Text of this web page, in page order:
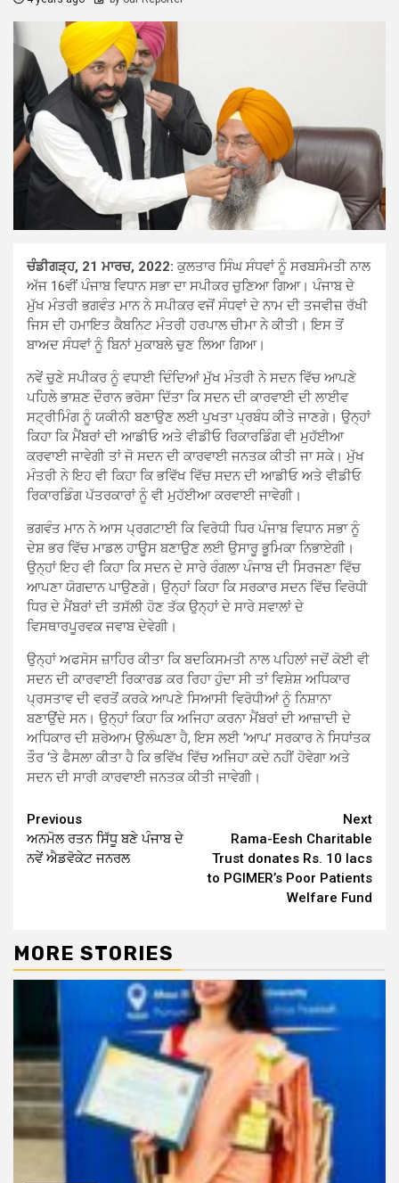
ਚੰਡੀਗੜ੍ਹ, 21 ਮਾਰਚ, 2022: ਕੁਲਤਾਰ ਸਿੰਘ ਸੰਧਵਾਂ ਨੂੰ ਸਰਬਸੰਮਤੀ ਨਾਲ
ਅੱਜ 16ਵੀਂ ਪੰਜਾਬ ਵਿਧਾਨ ਸਭਾ ਦਾ ਸਪੀਕਰ ਚੁਣਿਆ ਗਿਆ। ਪੰਜਾਬ ਦੇ
ਮੁੱਖ ਮੰਤਰੀ ਭਗਵੰਤ ਮਾਨ ਨੇ ਸਪੀਕਰ ਵਜੋਂ ਸੰਧਵਾਂ ਦੇ ਨਾਮ ਦੀ ਤਜਵੀਜ਼ ਰੱਖੀ
ਜਿਸ ਦੀ ਹਮਾਇਤ ਕੈਬਨਿਟ ਮੰਤਰੀ ਹਰਪਾਲ ਚੀਮਾ ਨੇ ਕੀਤੀ। ਇਸ ਤੋਂ
ਬਾਅਦ ਸੰਧਵਾਂ ਨੂੰ ਬਿਨਾਂ ਮੁਕਾਬਲੇ ਚੁਣ ਲਿਆ ਗਿਆ।
ਨਵੇਂ ਚੁਣੇ ਸਪੀਕਰ ਨੂੰ ਵਧਾਈ ਦਿੰਦਿਆਂ ਮੁੱਖ ਮੰਤਰੀ ਨੇ ਸਦਨ ਵਿੱਚ ਆਪਣੇ
ਪਹਿਲੇ ਭਾਸ਼ਣ ਦੌਰਾਨ ਭਰੋਸਾ ਦਿੱਤਾ ਕਿ ਸਦਨ ਦੀ ਕਾਰਵਾਈ ਦੀ ਲਾਈਵ
ਸਟ੍ਰੀਮਿੰਗ ਨੂੰ ਯਕੀਨੀ ਬਣਾਉਣ ਲਈ ਪੁਖਤਾ ਪ੍ਰਬੰਧ ਕੀਤੇ ਜਾਣਗੇ। ਉਨ੍ਹਾਂ
ਕਿਹਾ ਕਿ ਮੈਂਬਰਾਂ ਦੀ ਆਡੀਓ ਅਤੇ ਵੀਡੀਓ ਰਿਕਾਰਡਿੰਗ ਵੀ ਮੁਹੱਈਆ
ਕਰਵਾਈ ਜਾਵੇਗੀ ਤਾਂ ਜੋ ਸਦਨ ਦੀ ਕਾਰਵਾਈ ਜਨਤਕ ਕੀਤੀ ਜਾ ਸਕੇ। ਮੁੱਖ
ਮੰਤਰੀ ਨੇ ਇਹ ਵੀ ਕਿਹਾ ਕਿ ਭਵਿੱਖ ਵਿੱਚ ਸਦਨ ਦੀ ਆਡੀਓ ਅਤੇ ਵੀਡੀਓ
ਰਿਕਾਰਡਿੰਗ ਪੱਤਰਕਾਰਾਂ ਨੂੰ ਵੀ ਮੁਹੱਈਆ ਕਰਵਾਈ ਜਾਵੇਗੀ।
ਭਗਵੰਤ ਮਾਨ ਨੇ ਆਸ ਪ੍ਰਗਟਾਈ ਕਿ ਵਿਰੋਧੀ ਧਿਰ ਪੰਜਾਬ ਵਿਧਾਨ ਸਭਾ ਨੂੰ
ਦੇਸ਼ ਭਰ ਵਿੱਚ ਮਾਡਲ ਹਾਊਸ ਬਣਾਉਣ ਲਈ ਉਸਾਰੂ ਭੂਮਿਕਾ ਨਿਭਾਏਗੀ।
ਉਨ੍ਹਾਂ ਇਹ ਵੀ ਕਿਹਾ ਕਿ ਸਦਨ ਦੇ ਸਾਰੇ ਰੰਗਲਾ ਪੰਜਾਬ ਦੀ ਸਿਰਜਣਾ ਵਿੱਚ
ਆਪਣਾ ਯੋਗਦਾਨ ਪਾਉਣਗੇ। ਉਨ੍ਹਾਂ ਕਿਹਾ ਕਿ ਸਰਕਾਰ ਸਦਨ ਵਿੱਚ ਵਿਰੋਧੀ
ਧਿਰ ਦੇ ਮੈਂਬਰਾਂ ਦੀ ਤਸੱਲੀ ਹੋਣ ਤੱਕ ਉਨ੍ਹਾਂ ਦੇ ਸਾਰੇ ਸਵਾਲਾਂ ਦੇ
ਵਿਸਥਾਰਪੂਰਵਕ ਜਵਾਬ ਦੇਵੇਗੀ।
ਉਨ੍ਹਾਂ ਅਫਸੋਸ ਜ਼ਾਹਿਰ ਕੀਤਾ ਕਿ ਬਦਕਿਸਮਤੀ ਨਾਲ ਪਹਿਲਾਂ ਜਦੋਂ ਕੋਈ ਵੀ
ਸਦਨ ਦੀ ਕਾਰਵਾਈ ਰਿਕਾਰਡ ਕਰ ਰਿਹਾ ਹੁੰਦਾ ਸੀ ਤਾਂ ਵਿਸ਼ੇਸ਼ ਅਧਿਕਾਰ
ਪ੍ਰਸਤਾਵ ਦੀ ਵਰਤੋਂ ਕਰਕੇ ਆਪਣੇ ਸਿਆਸੀ ਵਿਰੋਧੀਆਂ ਨੂੰ ਨਿਸ਼ਾਨਾ
ਬਣਾਉਂਦੇ ਸਨ। ਉਨ੍ਹਾਂ ਕਿਹਾ ਕਿ ਅਜਿਹਾ ਕਰਨਾ ਮੈਂਬਰਾਂ ਦੀ ਆਜ਼ਾਦੀ ਦੇ
ਅਧਿਕਾਰ ਦੀ ਸ਼ਰੇਆਮ ਉਲੰਘਣਾ ਹੈ, ਇਸ ਲਈ ‘ਆਪ’ ਸਰਕਾਰ ਨੇ ਸਿਧਾਂਤਕ
ਤੌਰ ‘ਤੇ ਫੈਸਲਾ ਕੀਤਾ ਹੈ ਕਿ ਭਵਿੱਖ ਵਿੱਚ ਅਜਿਹਾ ਕਦੇ ਨਹੀਂ ਹੋਵੇਗਾ ਅਤੇ
ਸਦਨ ਦੀ ਸਾਰੀ ਕਾਰਵਾਈ ਜਨਤਕ ਕੀਤੀ ਜਾਵੇਗੀ।
Continue
Reading
Previous
ਅਨਮੋਲ ਰਤਨ ਸਿੱਧੂ ਬਣੇ ਪੰਜਾਬ ਦੇ
ਨਵੇਂ ਐਡਵੋਕੇਟ ਜਨਰਲ
Next
Rama-Eesh Charitable
Trust donates Rs. 10 lacs
to PGIMER’s Poor Patients
Welfare Fund
MORE STORIES